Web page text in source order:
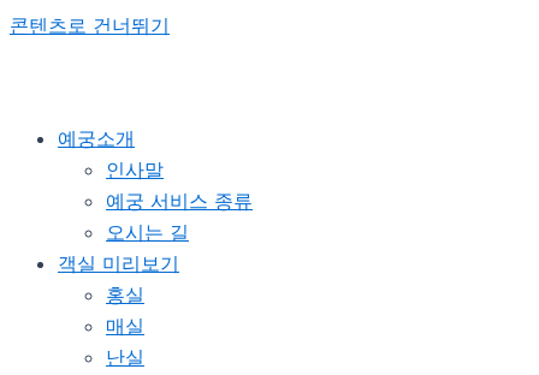
콘텐츠로 건너뛰기
예궁소개
인사말
예궁 서비스 종류
오시는 길
객실 미리보기
홍실
매실
난실